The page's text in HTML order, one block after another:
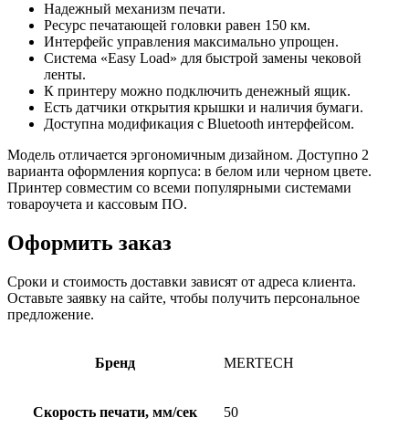
Надежный механизм печати.
Ресурс печатающей головки равен 150 км.
Интерфейс управления максимально упрощен.
Система «Easy Load» для быстрой замены чековой
ленты.
К принтеру можно подключить денежный ящик.
Есть датчики открытия крышки и наличия бумаги.
Доступна модификация с Bluetooth интерфейсом.
Модель отличается эргономичным дизайном. Доступно 2
варианта оформления корпуса: в белом или черном цвете.
Принтер совместим со всеми популярными системами
товароучета и кассовым ПО.
Оформить заказ
Сроки и стоимость доставки зависят от адреса клиента.
Оставьте заявку на сайте, чтобы получить персональное
предложение.
Бренд MERTECH
Скорость печати, мм/сек 50